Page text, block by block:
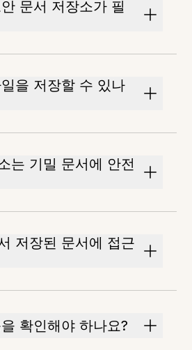
문서 저장소가 필
을 저장할 수 있나
는 기밀 문서에 안전
저장된 문서에 접근
확인해야 하나요?